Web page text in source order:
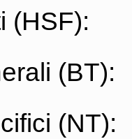
(HSF):
(BT):
(NT):